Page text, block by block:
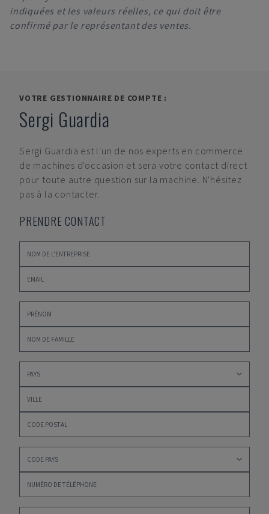
indiquées et les valeurs réelles, ce qui doit être
confirmé par le représentant des ventes.
VOTRE GESTIONNAIRE DE COMPTE :
Sergi Guardia
Sergi Guardia est l'un de nos experts en commerce
de machines d'occasion et sera votre contact direct
pour toute autre question sur la machine. N'hésitez
pas à la contacter.
PRENDRE CONTACT